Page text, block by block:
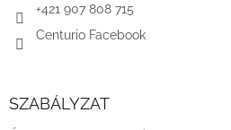
+421 907 808 715
Centurio Facebook
SZABÁLYZAT